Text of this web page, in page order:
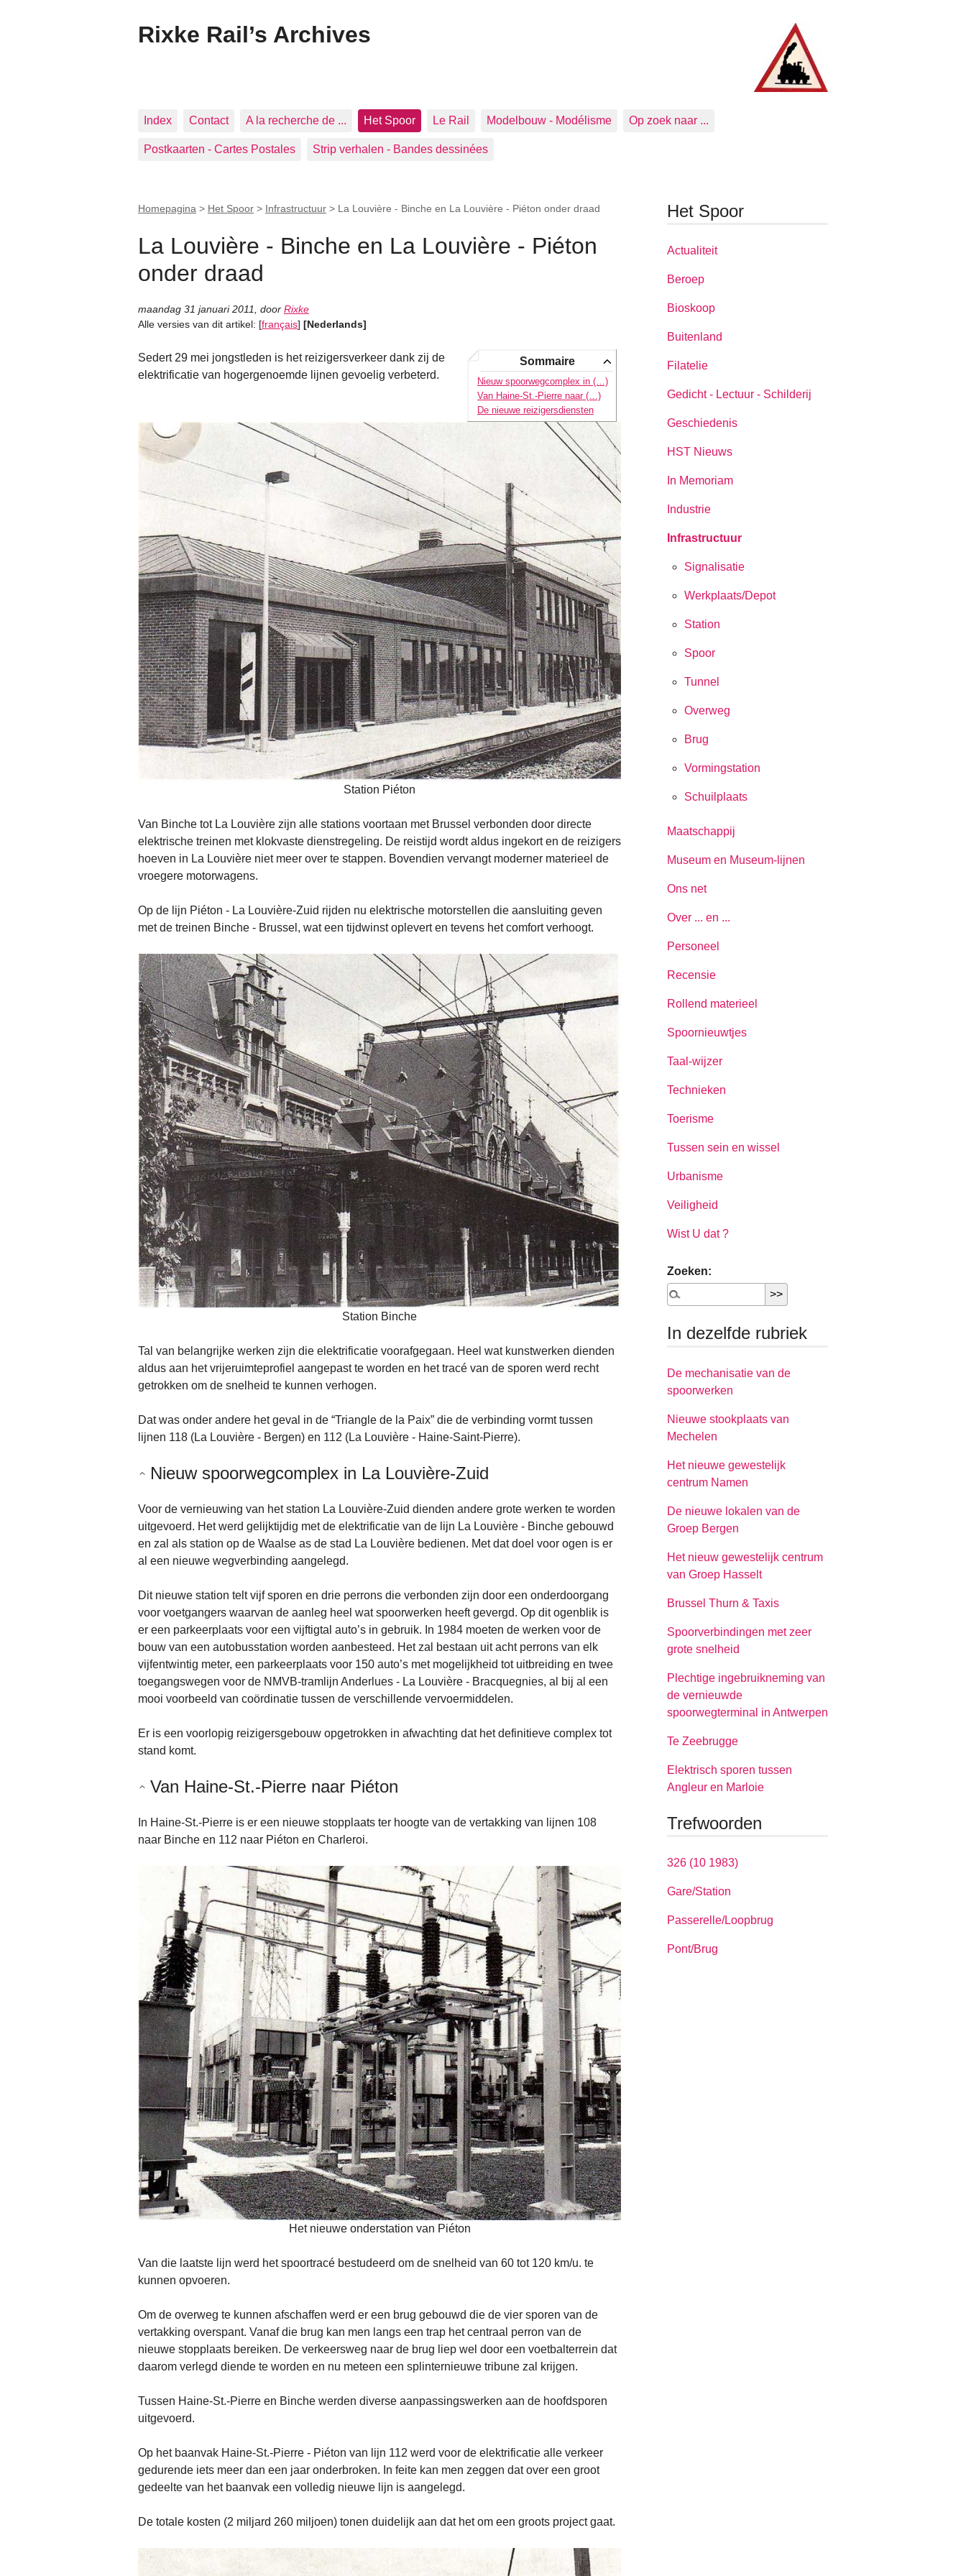
Rixke Rail’s Archives
Index Contact A la recherche de ... Het Spoor Le Rail Modelbouw - Modélisme Op zoek naar ...
Postkaarten - Cartes Postales Strip verhalen - Bandes dessinées
Homepagina > Het Spoor > Infrastructuur > La Louvière - Binche en La Louvière - Piéton onder draad
La Louvière - Binche en La Louvière - Piéton
onder draad
maandag 31 januari 2011 door Rixke
Alle versies van dit artikel: [français] [Nederlands]
Sommaire
Nieuw spoorwegcomplex in (…)
Van Haine-St.-Pierre naar (…)
De nieuwe reizigersdiensten
Sedert 29 mei jongstleden is het reizigersverkeer dank zij de
elektrificatie van hogergenoemde lijnen gevoelig verbeterd.
Station Piéton
Van Binche tot La Louvière zijn alle stations voortaan met Brussel verbonden door directe
elektrische treinen met klokvaste dienstregeling. De reistijd wordt aldus ingekort en de reizigers
hoeven in La Louvière niet meer over te stappen. Bovendien vervangt moderner materieel de
vroegere motorwagens.
Op de lijn Piéton - La Louvière-Zuid rijden nu elektrische motorstellen die aansluiting geven
met de treinen Binche - Brussel, wat een tijdwinst oplevert en tevens het comfort verhoogt.
Station Binche
Tal van belangrijke werken zijn die elektrificatie voorafgegaan. Heel wat kunstwerken dienden
aldus aan het vrijeruimteprofiel aangepast te worden en het tracé van de sporen werd recht
getrokken om de snelheid te kunnen verhogen.
Dat was onder andere het geval in de “Triangle de la Paix” die de verbinding vormt tussen
lijnen 118 (La Louvière - Bergen) en 112 (La Louvière - Haine-Saint-Pierre).
Nieuw spoorwegcomplex in La Louvière-Zuid
Voor de vernieuwing van het station La Louvière-Zuid dienden andere grote werken te worden
uitgevoerd. Het werd gelijktijdig met de elektrificatie van de lijn La Louvière - Binche gebouwd
en zal als station op de Waalse as de stad La Louvière bedienen. Met dat doel voor ogen is er
al een nieuwe wegverbinding aangelegd.
Dit nieuwe station telt vijf sporen en drie perrons die verbonden zijn door een onderdoorgang
voor voetgangers waarvan de aanleg heel wat spoorwerken heeft gevergd. Op dit ogenblik is
er een parkeerplaats voor een vijftigtal auto’s in gebruik. In 1984 moeten de werken voor de
bouw van een autobusstation worden aanbesteed. Het zal bestaan uit acht perrons van elk
vijfentwintig meter, een parkeerplaats voor 150 auto’s met mogelijkheid tot uitbreiding en twee
toegangswegen voor de NMVB-tramlijn Anderlues - La Louvière - Bracquegnies, al bij al een
mooi voorbeeld van coördinatie tussen de verschillende vervoermiddelen.
Er is een voorlopig reizigersgebouw opgetrokken in afwachting dat het definitieve complex tot
stand komt.
Van Haine-St.-Pierre naar Piéton
In Haine-St.-Pierre is er een nieuwe stopplaats ter hoogte van de vertakking van lijnen 108
naar Binche en 112 naar Piéton en Charleroi.
Het nieuwe onderstation van Piéton
Van die laatste lijn werd het spoortracé bestudeerd om de snelheid van 60 tot 120 km/u. te
kunnen opvoeren.
Om de overweg te kunnen afschaffen werd er een brug gebouwd die de vier sporen van de
vertakking overspant. Vanaf die brug kan men langs een trap het centraal perron van de
nieuwe stopplaats bereiken. De verkeersweg naar de brug liep wel door een voetbalterrein dat
daarom verlegd diende te worden en nu meteen een splinternieuwe tribune zal krijgen.
Tussen Haine-St.-Pierre en Binche werden diverse aanpassingswerken aan de hoofdsporen
uitgevoerd.
Op het baanvak Haine-St.-Pierre - Piéton van lijn 112 werd voor de elektrificatie alle verkeer
gedurende iets meer dan een jaar onderbroken. In feite kan men zeggen dat over een groot
gedeelte van het baanvak een volledig nieuwe lijn is aangelegd.
De totale kosten (2 miljard 260 miljoen) tonen duidelijk aan dat het om een groots project gaat.
Het Spoor
Actualiteit
Beroep
Bioskoop
Buitenland
Filatelie
Gedicht - Lectuur - Schilderij
Geschiedenis
HST Nieuws
In Memoriam
Industrie
Infrastructuur
Signalisatie
Werkplaats/Depot
Station
Spoor
Tunnel
Overweg
Brug
Vormingstation
Schuilplaats
Maatschappij
Museum en Museum-lijnen
Ons net
Over ... en ...
Personeel
Recensie
Rollend materieel
Spoornieuwtjes
Taal-wijzer
Technieken
Toerisme
Tussen sein en wissel
Urbanisme
Veiligheid
Wist U dat ?
Zoeken:
In dezelfde rubriek
De mechanisatie van de
spoorwerken
Nieuwe stookplaats van
Mechelen
Het nieuwe gewestelijk
centrum Namen
De nieuwe lokalen van de
Groep Bergen
Het nieuw gewestelijk centrum
van Groep Hasselt
Brussel Thurn & Taxis
Spoorverbindingen met zeer
grote snelheid
Plechtige ingebruikneming van
de vernieuwde
spoorwegterminal in Antwerpen
Te Zeebrugge
Elektrisch sporen tussen
Angleur en Marloie
Trefwoorden
326 (10 1983)
Gare/Station
Passerelle/Loopbrug
Pont/Brug